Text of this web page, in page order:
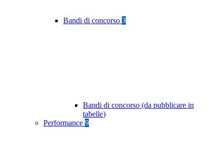
Bandi di concorso 3
Bandi di concorso (da pubblicare in
tabelle)
Performance 9